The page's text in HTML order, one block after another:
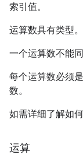
索引值。
运算数具有类型
一个运算数不能
每个运算数必须
数。
如需详细了解如
运算